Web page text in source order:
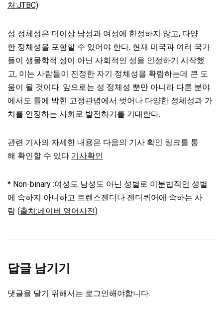
처:JTBC)
성 정체성은 더이상 남성과 여성에 한정하지 않고, 다양
한 정체성을 포함할 수 있어야 한다. 현재 미국과 여러 국가
들이 생물학적 성이 아닌 사회적인 성을 인정하기 시작했
고, 이는 사람들이 진정한 자기 정체성을 확립하는데 큰 도
움이 될 것이다. 앞으로는 성 정체성 뿐만 아니라 다른 분야
에서도 틀에 박힌 고정관념에서 벗어나 다양한 정체성과 가
치를 인정하는 사회로 발전하기를 기대한다.
관련 기사의 자세한 내용은 다음의 기사 확인 링크를 통
해 확인할 수 있다 기사확인
* Non-binary :여성도 남성도 아닌 성별로 이분법적인 성별
에 속하지 아니하고 트렌스젠더나 젠더퀴어에 속하는 사
람 (출처:네이버 영어사전)
답글 남기기
댓글을 달기 위해서는 로그인해야합니다.